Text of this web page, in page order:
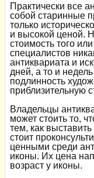
Практически все
собой старинные
только
и высокой ценой.
стоимость того
специалистов
антиквариата и
дней, а то и
подлинность
приблизительную
Владельцы
может стоить то,
тем, как
стоит
ценными среди
иконы. Их цена
возраст у иконы.